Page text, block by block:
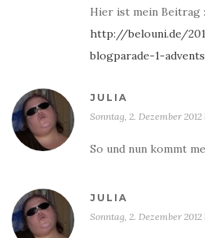
Hier ist mein Beitrag
http://belouni.de/
blogparade-1-
JULIA
Sonntag, 2. Dezember 2012
So und nun kommt
JULIA
Sonntag, 2. Dezember 2012